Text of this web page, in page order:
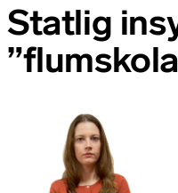
Statlig